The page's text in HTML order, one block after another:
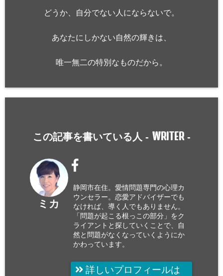
どうか、自分でない人にならないで。
あなたにしかない自然の輝きは、
唯一無二の特別なものだから。
この記事を書いている人 - WRITER-
ミカ
静岡市在住。愛情問題専門の心理カ
ウンセラー。恋愛アドバイザーでも
なければ、導く人でもありません。
「問題が起こる根っこの部分」をク
ライアントと探していくことで、自
然と問題がなくなっていくようにか
かわっています。
詳しいプロフィールは